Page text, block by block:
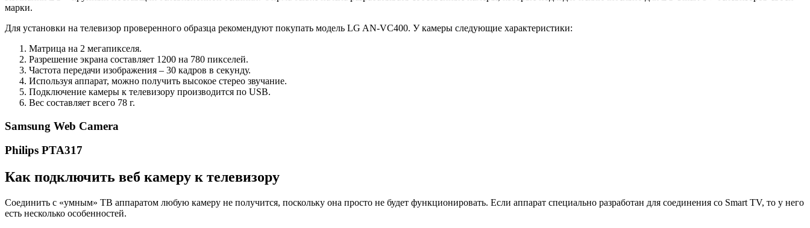
марки.
Для установки на телевизор проверенного образца рекомендуют покупать модель LG AN-VC400. У камеры следующие характеристики:
Матрица на 2 мегапикселя.
Разрешение экрана составляет 1200 на 780 пикселей.
Частота передачи изображения – 30 кадров в секунду.
Используя аппарат, можно получить высокое стерео звучание.
Подключение камеры к телевизору производится по USB.
Вес составляет всего 78 г.
Samsung Web Camera
Philips PTA317
Как подключить веб камеру к телевизору
Соединить с «умным» ТВ аппаратом любую камеру не получится, поскольку она просто не будет функционировать. Если аппарат специально разработан для соединения со Smart TV, то у него
есть несколько особенностей.